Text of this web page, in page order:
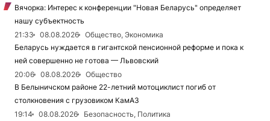
Вячорка: Интерес к конференции "Новая Беларусь" определяет
нашу субъектность
21:33
08.08.2026
Общество, Экономика
Беларусь нуждается в гигантской пенсионной реформе и пока к
ней совершенно не готова — Львовский
20:06
08.08.2026
Общество
В Белыничском районе 22-летний мотоциклист погиб от
столкновения с грузовиком КамАЗ
19:14
08.08.2026
Безопасность, Политика